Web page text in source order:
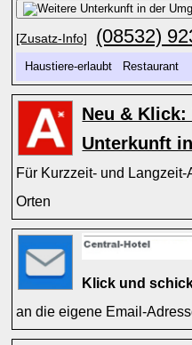
[Zusatz-Info] (08532)
Haustiere-erlaubt Restaurant
Neu & Klick:
Unterkunft
Für Kurzzeit- und
Orten
Klick und
an die eigene Email-